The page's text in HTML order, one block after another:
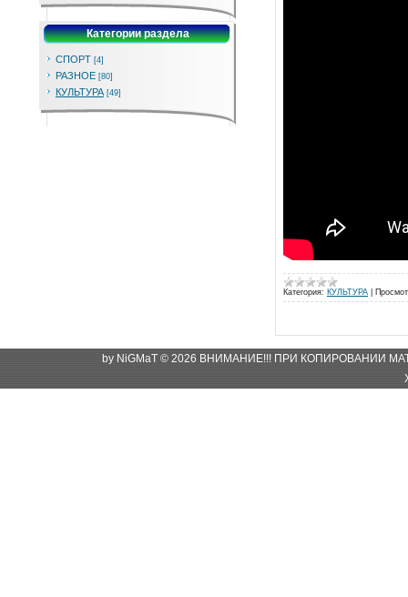
Категории раздела
СПОРТ [4]
РАЗНОЕ [80]
КУЛЬТУРА [49]
Категория: КУЛЬТУРА
by NiGMaT © 2026 ВНИМАНИЕ!!! ПРИ КОПИРОВАНИИ